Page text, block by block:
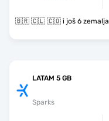
🇧🇷 🇨🇱 🇨🇴 i još 6 zemalja
LATAM 5 GB
Sparks